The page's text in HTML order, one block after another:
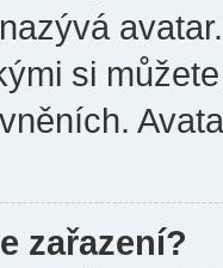
si
zařazení?